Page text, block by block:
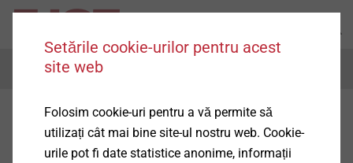
Menu
Setările cookie-urilor pentru acest
site web
Folosim cookie-uri pentru a vă permite să
utilizați cât mai bine site-ul nostru web. Cookie-
urile pot fi date statistice anonime, informații